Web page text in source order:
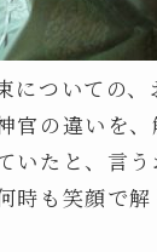
についての
官の違いを
いたと、言
時も笑顔で